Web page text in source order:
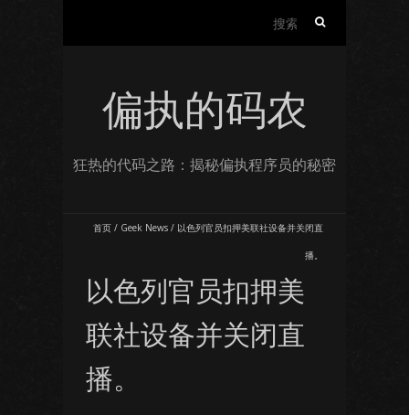
偏执的码农
狂热的代码之路：揭秘偏执程序员的秘密
首页 / Geek News / 以色列官员扣押美联社设备并关闭直
播。
以色列官员扣押美
联社设备并关闭直
播。